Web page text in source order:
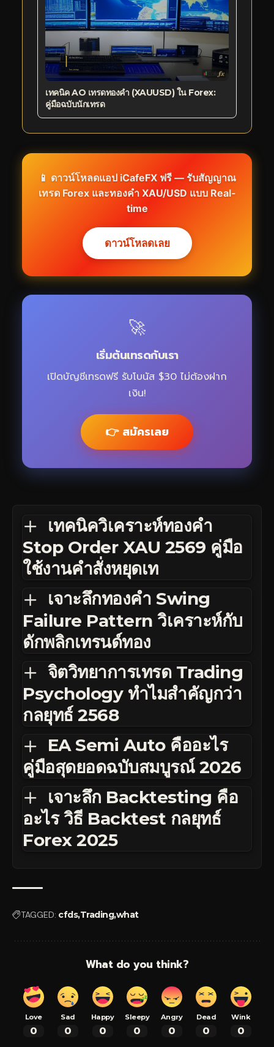
เทคนิค AO เทรดทองคำ (XAUUSD) ใน Forex:
คู่มือฉบับนักเทรด
📱 ดาวน์โหลดแอป iCafeFX ฟรี — รับสัญญาณ
เทรด Forex และทองคำ XAU/USD แบบ Real-
time
ดาวน์โหลดเลย
🚀
เริ่มต้นเทรดกับเรา
เปิดบัญชีเทรดฟรี รับโบนัส $30 ไม่ต้องฝาก
เงิน!
👉 สมัครเลย
เทคนิควิเคราะห์ทองคำ
Stop Order XAU 2569 คู่มือ
ใช้งานคำสั่งหยุดเท
เจาะลึกทองคำ Swing
Failure Pattern วิเคราะห์กับ
ดักพลิกเทรนด์ทอง
จิตวิทยาการเทรด Trading
Psychology ทำไมสำคัญกว่า
กลยุทธ์ 2568
EA Semi Auto คืออะไร
คู่มือสุดยอดฉบับสมบูรณ์ 2026
เจาะลึก Backtesting คือ
อะไร วิธี Backtest กลยุทธ์
Forex 2025
TAGGED: cfdsTradingwhat
What do you think?
Love
0
Sad
0
Happy
0
Sleepy
0
Angry
0
Dead
0
Wink
0